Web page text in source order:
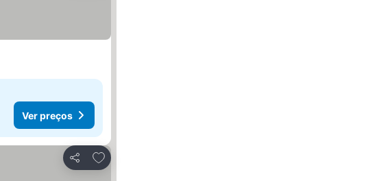
Ver preços
Partilhar
Adicionar aos favoritos